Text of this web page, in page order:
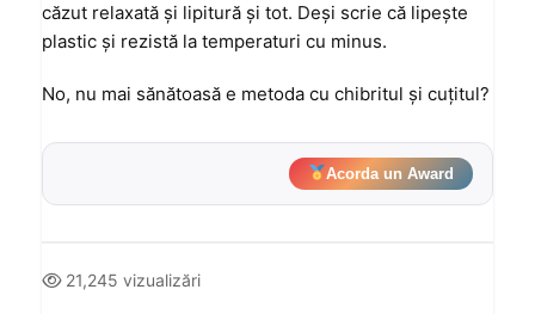
căzut relaxată şi lipitură şi tot. Deşi scrie că lipeşte
plastic şi rezistă la temperaturi cu minus.
No, nu mai sănătoasă e metoda cu chibritul şi cuţitul?
Acorda un Award
21,245 vizualizări